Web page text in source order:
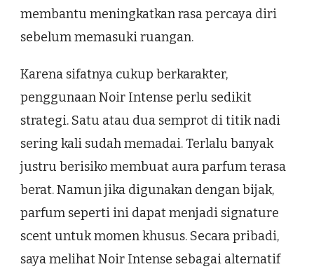
membantu meningkatkan rasa percaya diri
sebelum memasuki ruangan.
Karena sifatnya cukup berkarakter,
penggunaan Noir Intense perlu sedikit
strategi. Satu atau dua semprot di titik nadi
sering kali sudah memadai. Terlalu banyak
justru berisiko membuat aura parfum terasa
berat. Namun jika digunakan dengan bijak,
parfum seperti ini dapat menjadi signature
scent untuk momen khusus. Secara pribadi,
saya melihat Noir Intense sebagai alternatif